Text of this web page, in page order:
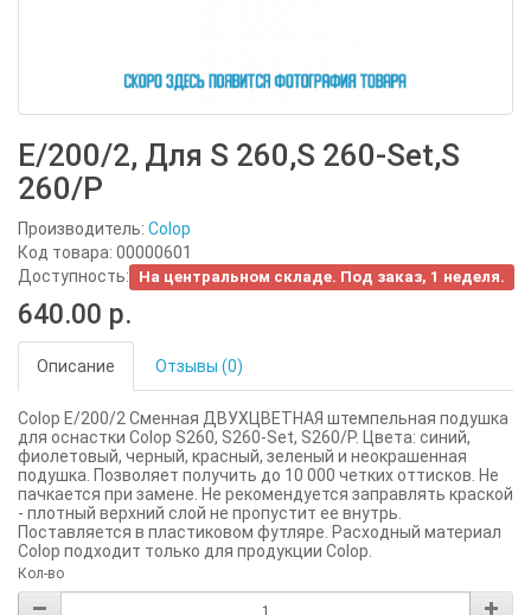
E/200/2, Для S 260,S 260-Set,S
260/P
Производитель: Colop
Код товара: 00000601
Доступность:
На центральном складе. Под заказ, 1 неделя.
640.00 р.
Описание Отзывы (0)
Colop E/200/2 Сменная ДВУХЦВЕТНАЯ штемпельная подушка
для оснастки Colop S260, S260-Set, S260/P. Цвета: синий,
фиолетовый, черный, красный, зеленый и неокрашенная
подушка. Позволяет получить до 10 000 четких оттисков. Не
пачкается при замене. Не рекомендуется заправлять краской
- плотный верхний слой не пропустит ее внутрь.
Поставляется в пластиковом футляре. Расходный материал
Colop подходит только для продукции Colop.
Кол-во